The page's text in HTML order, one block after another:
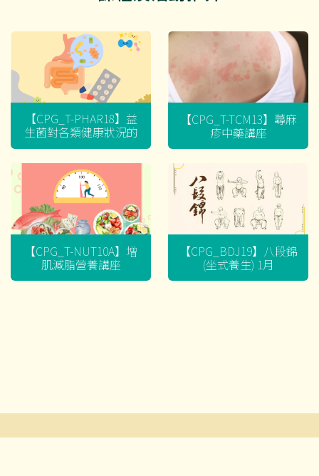
【CPG_T-PHAR18】益
生菌對各類健康狀況的
迷思
【CPG_T-TCM13】蕁麻
疹中藥講座
【CPG_T-NUT10A】增
肌減脂營養講座
【CPG_BDJ19】八段錦
(坐式養生) 1月
章